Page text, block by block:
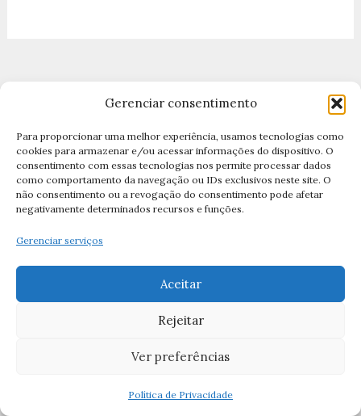
Gerenciar consentimento
Para proporcionar uma melhor experiência, usamos tecnologias como
cookies para armazenar e/ou acessar informações do dispositivo. O
consentimento com essas tecnologias nos permite processar dados
como comportamento da navegação ou IDs exclusivos neste site. O
não consentimento ou a revogação do consentimento pode afetar
negativamente determinados recursos e funções.
Gerenciar serviços
Aceitar
Rejeitar
Ver preferências
Política de Privacidade
Últimas Postagens